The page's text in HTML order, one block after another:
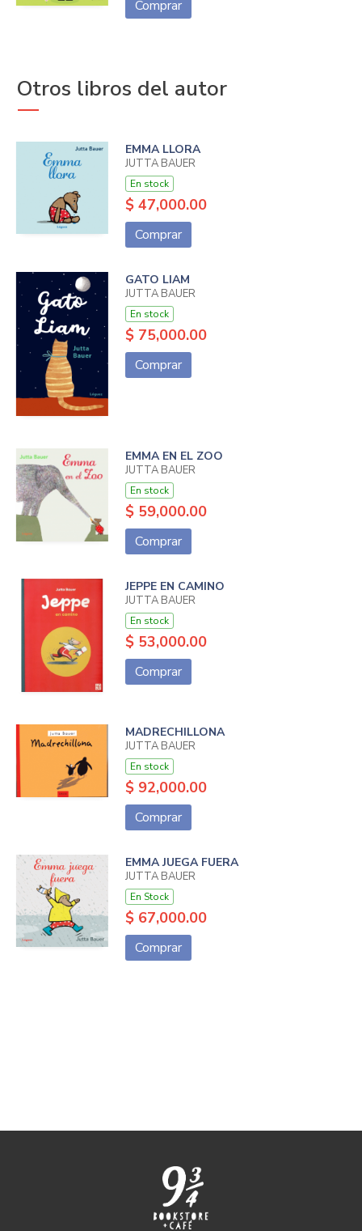
Comprar
Otros libros del autor
EMMA LLORA
JUTTA BAUER
En stock
$ 47,000.00
Comprar
GATO LIAM
JUTTA BAUER
En stock
$ 75,000.00
Comprar
EMMA EN EL ZOO
JUTTA BAUER
En stock
$ 59,000.00
Comprar
JEPPE EN CAMINO
JUTTA BAUER
En stock
$ 53,000.00
Comprar
MADRECHILLONA
JUTTA BAUER
En stock
$ 92,000.00
Comprar
EMMA JUEGA FUERA
JUTTA BAUER
En Stock
$ 67,000.00
Comprar